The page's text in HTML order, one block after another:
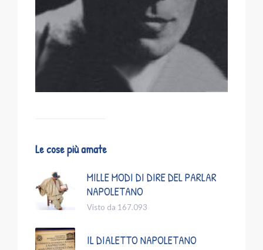
Le cose più amate
MILLE MODI DI DIRE DEL PARLAR
NAPOLETANO
Visto da 167.093
IL DIALETTO NAPOLETANO